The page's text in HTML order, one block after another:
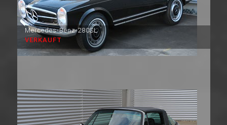
Mercedes-Benz 280SL
VERKAUFT